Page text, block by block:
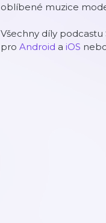
oblíbené muzice
Všechny díly
pro Android a iOS